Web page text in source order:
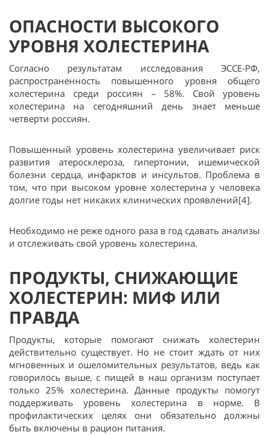
ОПАСНОСТИ ВЫСОКОГО
УРОВНЯ ХОЛЕСТЕРИНА
Согласно результатам исследования ЭССЕ-РФ,
распространенность повышенного уровня общего
холестерина среди россиян – 58%. Свой уровень
холестерина на сегодняшний день знает меньше
четверти россиян.
Повышенный уровень холестерина увеличивает риск
развития атеросклероза, гипертонии, ишемической
болезни сердца, инфарктов и инсультов. Проблема в
том, что при высоком уровне холестерина у человека
долгие годы нет никаких клинических проявлений[4].
Необходимо не реже одного раза в год сдавать анализы
и отслеживать свой уровень холестерина.
ПРОДУКТЫ, СНИЖАЮЩИЕ
ХОЛЕСТЕРИН: МИФ ИЛИ
ПРАВДА
Продукты, которые помогают снижать холестерин
действительно существует. Но не стоит ждать от них
мгновенных и ошеломительных результатов, ведь как
говорилось выше, с пищей в наш организм поступает
только 25% холестерина. Данные продукты помогут
поддерживать уровень холестерина в норме. В
профилактических целях они обязательно должны
быть включены в рацион питания.